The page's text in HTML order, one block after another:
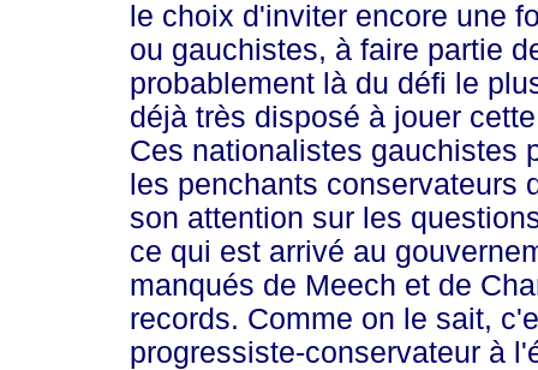
le choix d'inviter encore une
ou gauchistes, à faire partie
probablement là du défi le
déjà très disposé à jouer
Ces nationalistes gauchistes
les penchants conservateurs
son attention sur les
ce qui est arrivé au
manqués de Meech et de
records. Comme on le sait,
progressiste-conservateur à